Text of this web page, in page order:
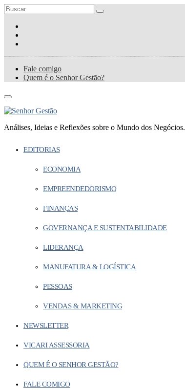
Fale comigo
Quem é o Senhor Gestão?
Análises, Ideias e Reflexões sobre o Mundo dos Negócios.
EDITORIAS
ECONOMIA
EMPREENDEDORISMO
FINANÇAS
GOVERNANÇA E SUSTENTABILIDADE
LIDERANÇA
MANUFATURA & LOGÍSTICA
PESSOAS
VENDAS & MARKETING
NEWSLETTER
VICARI ASSESSORIA
QUEM É O SENHOR GESTÃO?
FALE COMIGO